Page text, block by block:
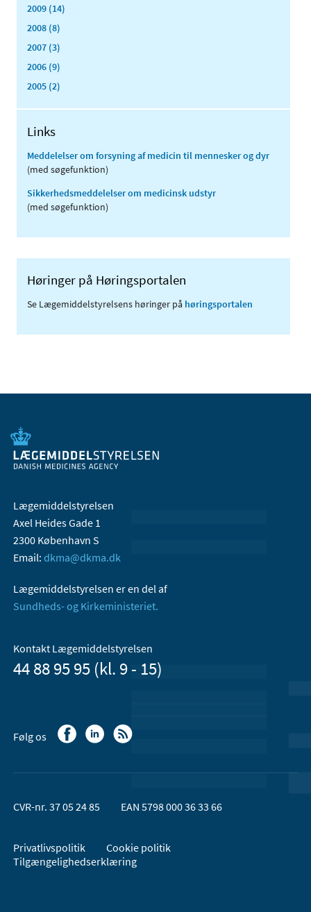
2009 (14)
2008 (8)
2007 (3)
2006 (9)
2005 (2)
Links
Meddelelser om forsyning af medicin til mennesker og dyr
(med søgefunktion)
Sikkerhedsmeddelelser om medicinsk udstyr
(med søgefunktion)
Høringer på Høringsportalen
Se Lægemiddelstyrelsens høringer på høringsportalen
Lægemiddelstyrelsen
Axel Heides Gade 1
2300 København S
Email: dkma@dkma.dk
Lægemiddelstyrelsen er en del af
Sundheds- og Kirkeministeriet.
Kontakt Lægemiddelstyrelsen
44 88 95 95 (kl. 9 - 15)
Følg os
CVR-nr. 37 05 24 85 EAN 5798 000 36 33 66
Privatlivspolitik
Cookie politik
Tilgængelighedserklæring